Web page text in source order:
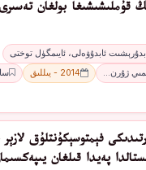
قۇملىشىشىغا بولغان
ئابدۇۋەلى، ئايىمگۈل توختى
ژۇرن…
2014 - يىللىق
سان:
فېمتوسېكۇنتلۇق لازېر
پەيدا قىلغان